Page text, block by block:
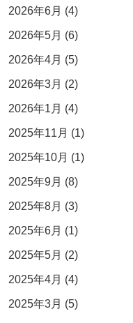
2026年6月 (4)
2026年5月 (6)
2026年4月 (5)
2026年3月 (2)
2026年1月 (4)
2025年11月 (1)
2025年10月 (1)
2025年9月 (8)
2025年8月 (3)
2025年6月 (1)
2025年5月 (2)
2025年4月 (4)
2025年3月 (5)